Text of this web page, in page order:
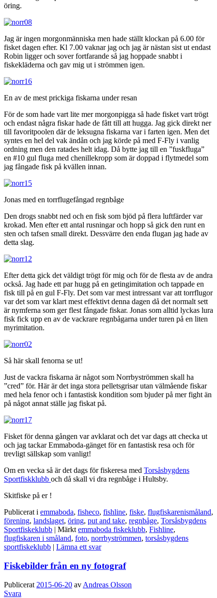
öring.
Jag är ingen morgonmänniska men hade ställt klockan på 6.00 för
fisket dagen efter. Kl 7.00 vaknar jag och jag är nästan sist ut endast
Robin ligger och sover fortfarande så jag hoppade snabbt i
fiskekläderna och gav mig ut i strömmen igen.
En av de mest prickiga fiskarna under resan
För de som hade vart lite mer morgonpigga så hade fisket vart trögt
och endast några fiskar hade de fått till att hugga. Jag gick direkt ner
till favoritpoolen där de leksugna fiskarna var i farten igen. Men det
syntes en hel del vak ändån och jag körde på med F-Fly i vanlig
ordning men den ratades helt idag. Då bytte jag till en ”fuskfluga”
en #10 gul fluga med chenillekropp som är doppad i flytmedel som
jag fångade fisk på kvällen innan.
Jonas med en torrflugefångad regnbåge
Den drogs snabbt ned och en fisk som bjöd på flera luftfärder var
krokad. Men efter ett antal rusningar och hopp så gick den runt en
sten och tafsen small direkt. Dessvärre den enda flugan jag hade av
detta slag.
Efter detta gick det väldigt trögt för mig och för de flesta av de andra
också. Jag hade ett par hugg på en getingimitation och tappade en
fisk till på en gul F-Fly. Det som var mest intressant var att torrflugor
var det som var klart mest effektivt denna dagen då det normalt sett
är nymferna som ger flest fångade fiskar. Jonas som alltid lyckas lura
fisk fick upp en av de vackrare regnbågarna under turen på en liten
myrimitation.
Så här skall fenorna se ut!
Just de vackra fiskarna är något som Norrbyströmmen skall ha
”cred” för. Här är det inga stora pelletsgrisar utan välmående fiskar
med hela fenor och i fantastisk kondition som bjuder på mer fight än
på något annat ställe jag fiskat på.
Fisket för denna gången var avklarat och det var dags att checka ut
och jag tackar Emmaboda-gänget för en fantastisk resa och för
trevligt sällskap som vanligt!
Om en vecka så är det dags för fiskeresa med Torsåsbygdens
Sportfiskklubb och då skall vi dra regnbåge i Hultsby.
Skitfiske på er !
Publicerat i emmaboda, fisheco, fishline, fiske, flugfiskarenismåland,
förening, landslaget, öring, put and take, regnbåge, Torsåsbygdens
Sportfiskeklubb | Märkt emmaboda fiskeklubb, Fishline,
flugfiskaren i småland, foto, norrbyströmmen, torsåsbygdens
sportfiskeklubb | Lämna ett svar
Fiskebilder från en ny fotograf
Publicerat 2015-06-20 av Andreas Olsson
Svara